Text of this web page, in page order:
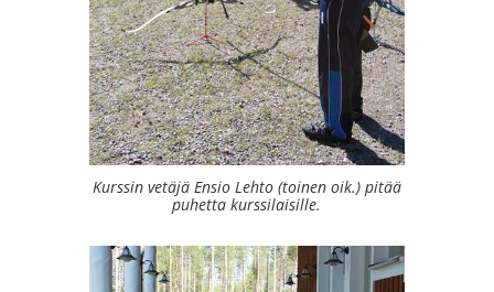
Kurssin vetäjä Ensio Lehto (toinen oik.) pitää
puhetta kurssilaisille.